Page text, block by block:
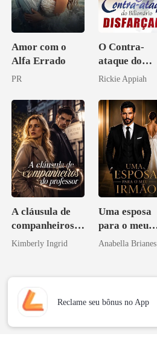
Amor com o
Alfa Errado
PR
O Contra-
ataque do
Bilionário
Rickie Appiah
A cláusula de
companheiros
do professor
Kimberly Ingrid
Uma esposa
para o meu
irmão
Anabella Brianes
Reclame seu bônus no App